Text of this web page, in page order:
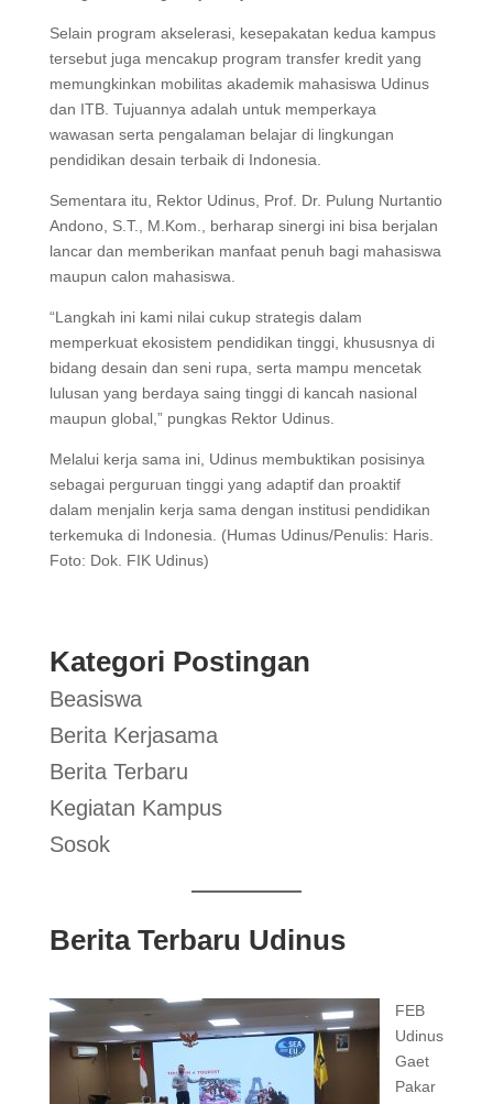
Selain program akselerasi, kesepakatan kedua kampus
tersebut juga mencakup program transfer kredit yang
memungkinkan mobilitas akademik mahasiswa Udinus
dan ITB. Tujuannya adalah untuk memperkaya
wawasan serta pengalaman belajar di lingkungan
pendidikan desain terbaik di Indonesia.
Sementara itu, Rektor Udinus, Prof. Dr. Pulung Nurtantio
Andono, S.T., M.Kom., berharap sinergi ini bisa berjalan
lancar dan memberikan manfaat penuh bagi mahasiswa
maupun calon mahasiswa.
“Langkah ini kami nilai cukup strategis dalam
memperkuat ekosistem pendidikan tinggi, khususnya di
bidang desain dan seni rupa, serta mampu mencetak
lulusan yang berdaya saing tinggi di kancah nasional
maupun global,” pungkas Rektor Udinus.
Melalui kerja sama ini, Udinus membuktikan posisinya
sebagai perguruan tinggi yang adaptif dan proaktif
dalam menjalin kerja sama dengan institusi pendidikan
terkemuka di Indonesia. (Humas Udinus/Penulis: Haris.
Foto: Dok. FIK Udinus)
Kategori Postingan
Beasiswa
Berita Kerjasama
Berita Terbaru
Kegiatan Kampus
Sosok
Berita Terbaru Udinus
FEB
Udinus
Gaet
Pakar